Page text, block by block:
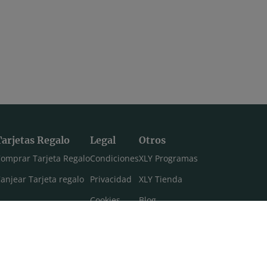
Regalo
Tarjeta Regalo
Tarjeta regalo
Legal
Condiciones
Privacidad
Cookies
Otros
XLY Programas
XLY Tienda
Blog